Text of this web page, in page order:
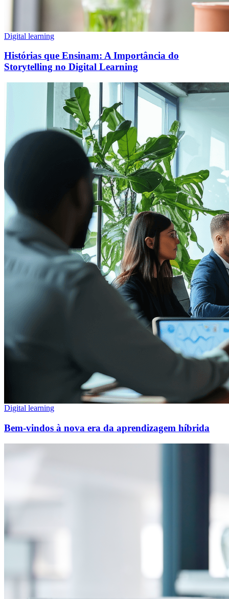
Digital learning
Histórias que Ensinam: A Importância do
Storytelling no Digital Learning
Digital learning
Bem-vindos à nova era da aprendizagem híbrida